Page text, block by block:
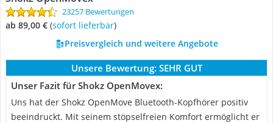
23257 Bewertungen
ab 89,00 € ( Sofort lieferbar)
Preisvergleich und weitere Angebote
Unsere Bewertung: SEHR GUT
Unser Fazit für Shokz OpenMovex:
Uns hat der Shokz OpenMove Bluetooth-Kopfhörer positiv
beeindruckt. Mit seinem stöpselfreien Komfort ermöglicht er